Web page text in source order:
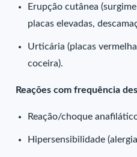
Erupção cutânea
placas elevadas,
Urticária (placas
coceira).
Reações com frequência
Reação/choque
Hipersensibilidade